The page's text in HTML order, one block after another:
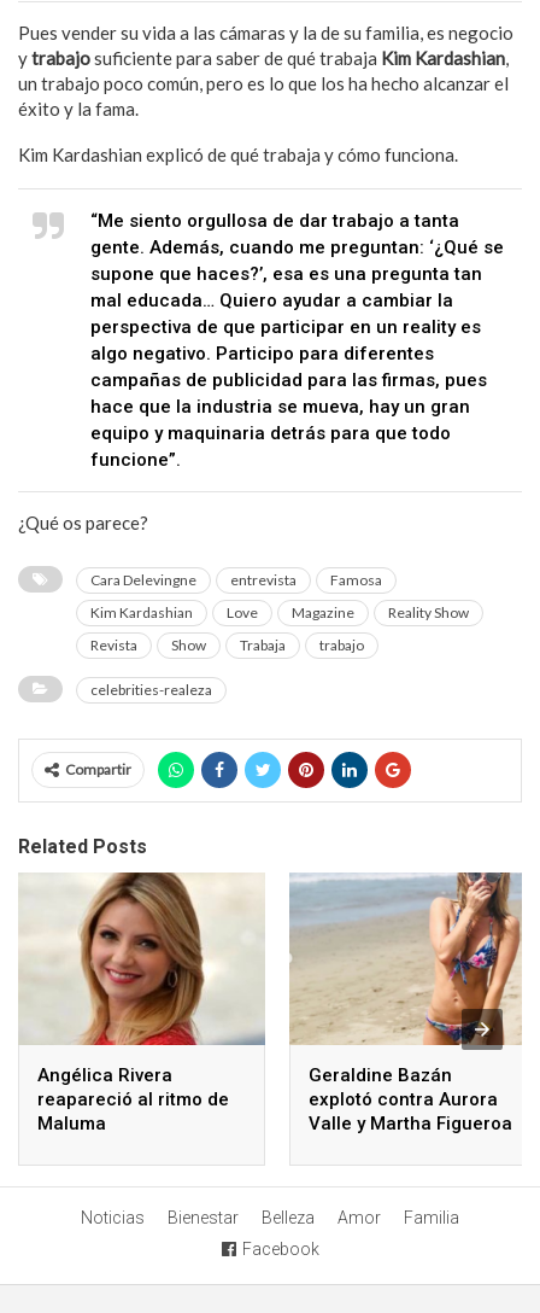
Pues vender su vida a las cámaras y la de su familia, es negocio
ytrabajosuficiente para saber de qué trabaja Kim Kardashian,
un trabajo poco común, pero es lo que los ha hecho alcanzar el
éxito y la fama.
Kim Kardashian explicó de qué trabaja y cómo funciona.
“Me siento orgullosa de dar trabajo a tanta
gente. Además, cuando me preguntan: ‘¿Qué se
supone que haces?’, esa es una pregunta tan
mal educada… Quiero ayudar a cambiar la
perspectiva de que participar en un reality es
algo negativo. Participo para diferentes
campañas de publicidad para las firmas, pues
hace que la industria se mueva, hay un gran
equipo y maquinaria detrás para que todo
funcione”.
¿Qué os parece?
Cara Delevingne entrevista
Famosa
Kim Kardashian
Love Magazine
Reality Show
Revista
Show Trabaja trabajo
celebrities-realeza
Compartir
Related Posts
Angélica Rivera
reapareció al ritmo de
Maluma
Geraldine Bazán
explotó contra Aurora
Valle y Martha Figueroa
Noticias Bienestar Belleza Amor
Familia
Facebook